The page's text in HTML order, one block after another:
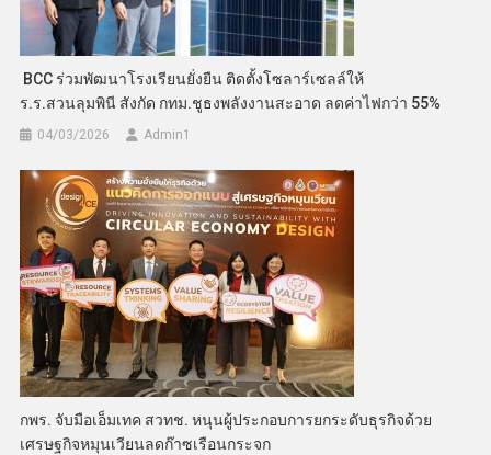
BCC ร่วมพัฒนาโรงเรียนยั่งยืน ติดตั้งโซลาร์เซลล์ให้
ร.ร.สวนลุมพินี สังกัด กทม.ชูธงพลังงานสะอาด ลดค่าไฟกว่า 55%
04/03/2026 Admin​1
กพร. จับมือเอ็มเทค สวทช. หนุนผู้ประกอบการยกระดับธุรกิจด้วย
เศรษฐกิจหมุนเวียนลดก๊าซเรือนกระจก